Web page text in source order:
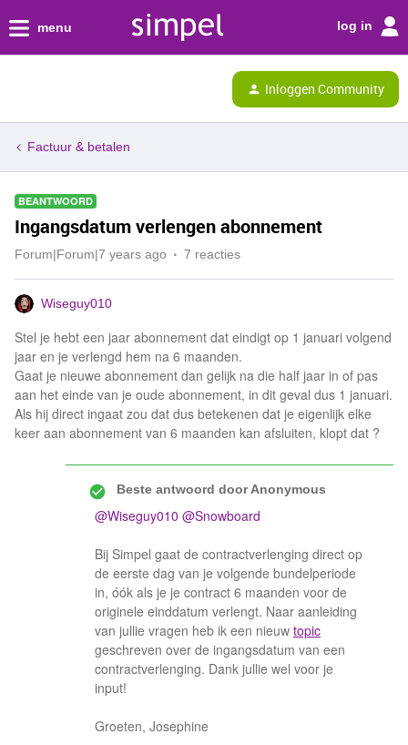
menu log in
Inloggen Community
Factuur & betalen
BEANTWOORD
Ingangsdatum verlengen abonnement
Forum|Forum|7 years ago 7 reacties
Wiseguy010
Stel je hebt een jaar abonnement dat eindigt op 1 januari volgend
jaar en je verlengd hem na 6 maanden.
Gaat je nieuwe abonnement dan gelijk na die half jaar in of pas
aan het einde van je oude abonnement, in dit geval dus 1 januari.
Als hij direct ingaat zou dat dus betekenen dat je eigenlijk elke
keer aan abonnement van 6 maanden kan afsluiten, klopt dat ?
Beste antwoord doorAnonymous
@Wiseguy010 @Snowboard
Bij Simpel gaat de contractverlenging direct op
de eerste dag van je volgende bundelperiode
in, óók als je je contract 6 maanden voor de
originele einddatum verlengt. Naar aanleiding
van jullie vragen heb ik een nieuw topic
geschreven over de ingangsdatum van een
contractverlenging. Dank jullie wel voor je
input!
Groeten, Josephine